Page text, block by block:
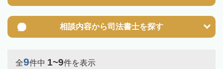
相談内容から司法書士を探す
全9件中 1~9件を表示